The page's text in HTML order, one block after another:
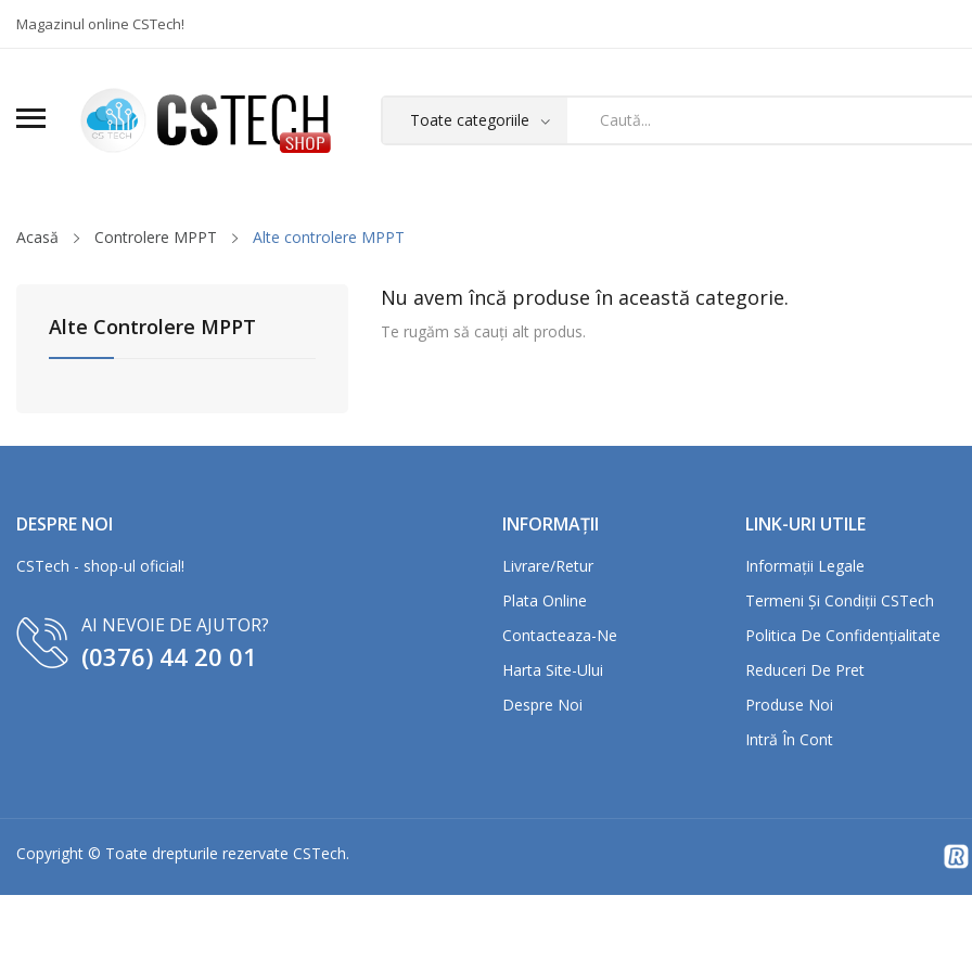
Magazinul online CSTech!
Acasă Controlere MPPT Alte controlere MPPT
Alte Controlere MPPT
Nu avem încă produse în această categorie.
Te rugăm să cauți alt produs.
DESPRE NOI
CSTech - shop-ul oficial!
AI NEVOIE DE AJUTOR?
(0376) 44 20 01
INFORMAȚII
Livrare/retur
Plata Online
Contacteaza-Ne
Harta Site-Ului
Despre Noi
LINK-URI UTILE
Informații Legale
Termeni Și Condiții CSTech
Politica De Confidențialitate
Reduceri De Pret
Produse Noi
Intră În Cont
Copyright © Toate drepturile rezervate CSTech.